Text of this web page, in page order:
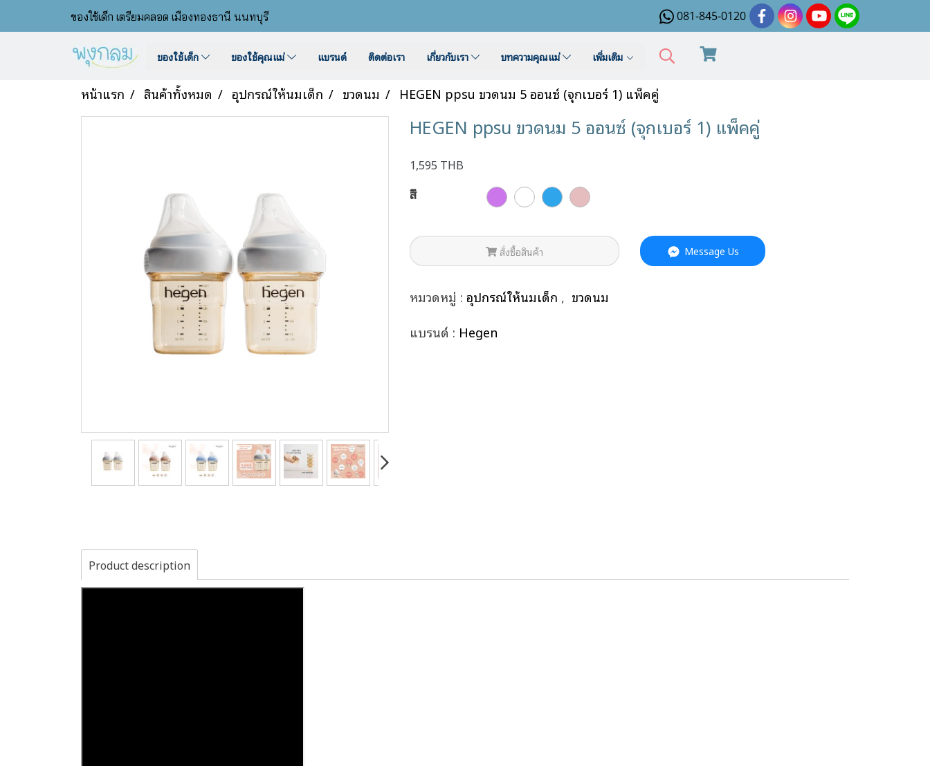
ของใช้เด็ก เตรียมคลอด เมืองทองธานี นนทบุรี 081-845-0120
ของใช้เด็ก ของใช้คุณแม่ แบรนด์ ติดต่อเรา เกี่ยวกับเรา บทความคุณแม่ เพิ่มเติม
หน้าแรก สินค้าทั้งหมด อุปกรณ์ให้นมเด็ก ขวดนม HEGEN ppsu ขวดนม 5 ออนซ์ (จุกเบอร์ 1) แพ็คคู่
HEGEN ppsu ขวดนม 5 ออนซ์ (จุกเบอร์ 1) แพ็คคู่
1,595 THB
สี
สั่งซื้อสินค้า Message Us
หมวดหมู่ : อุปกรณ์ให้นมเด็ก , ขวดนม
แบรนด์ : Hegen
Product description